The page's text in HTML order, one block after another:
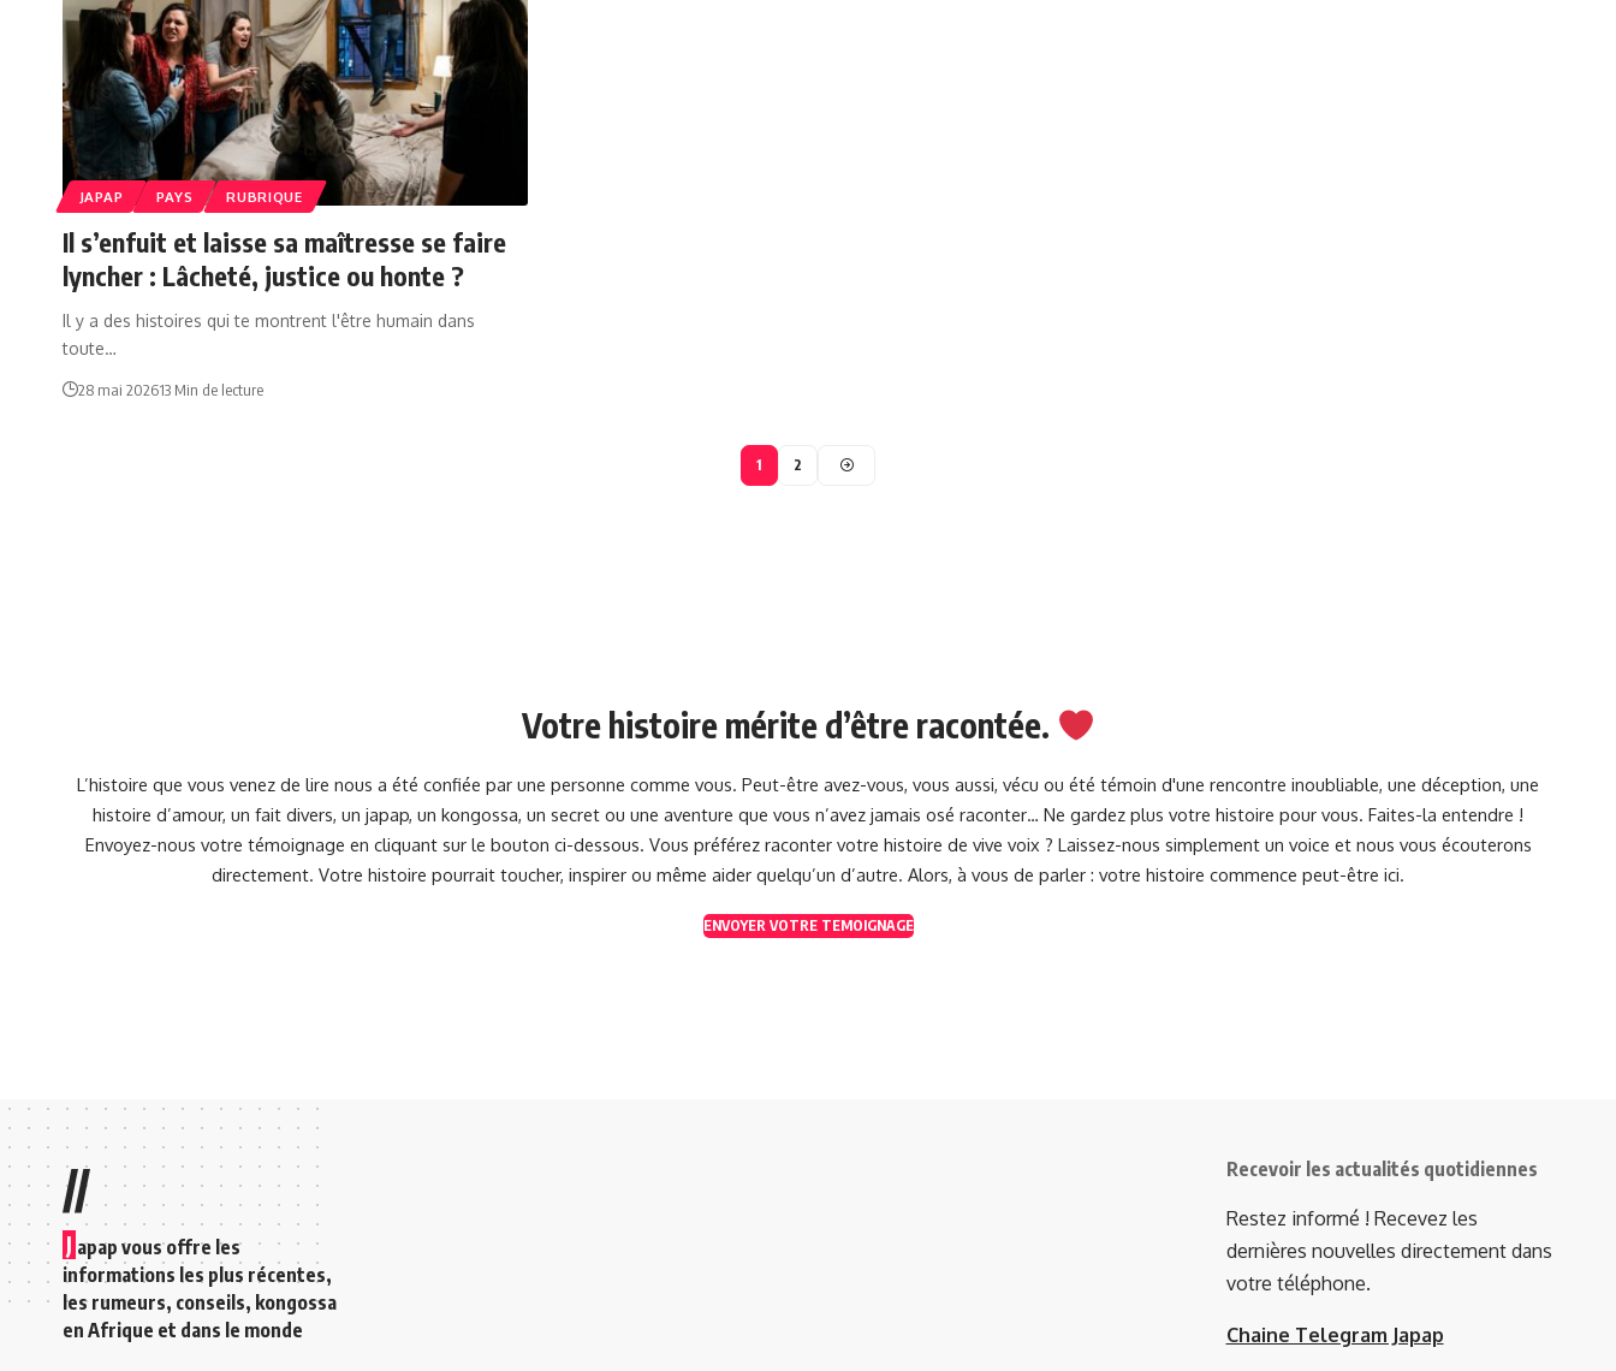
JAPAP PAYS RUBRIQUE
Il s’enfuit et laisse sa maîtresse se faire
lyncher : Lâcheté, justice ou honte ?
Il y a des histoires qui te montrent l'être humain dans
toute…
28 mai 202613 Min de lecture
1 2
Votre histoire mérite d’être racontée.
L’histoire que vous venez de lire nous a été confiée par une personne comme vous. Peut-être avez-vous, vous aussi, vécu ou été témoin d'une rencontre inoubliable, une déception, une
histoire d’amour, un fait divers, un japap, un kongossa, un secret ou une aventure que vous n’avez jamais osé raconter… Ne gardez plus votre histoire pour vous. Faites-la entendre !
Envoyez-nous votre témoignage en cliquant sur le bouton ci-dessous. Vous préférez raconter votre histoire de vive voix ? Laissez-nous simplement un voice et nous vous écouterons
directement. Votre histoire pourrait toucher, inspirer ou même aider quelqu’un d’autre. Alors, à vous de parler : votre histoire commence peut-être ici.
ENVOYER VOTRE TEMOIGNAGE
//
J apap vous offre les
informations les plus récentes,
les rumeurs, conseils, kongossa
en Afrique et dans le monde
Recevoir les actualités quotidiennes
Restez informé ! Recevez les
dernières nouvelles directement dans
votre téléphone.
Chaine Telegram Japap